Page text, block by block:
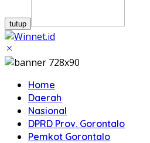
tutup
Home
Daerah
Nasional
DPRD Prov. Gorontalo
Pemkot Gorontalo